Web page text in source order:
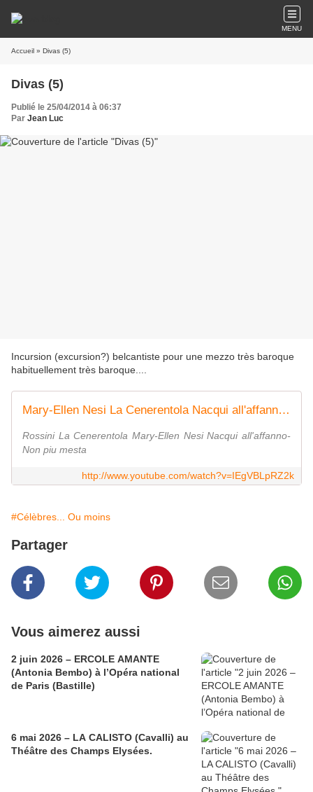
MENU
Accueil » Divas (5)
Divas (5)
Publié le 25/04/2014 à 06:37
Par Jean Luc
Incursion (excursion?) belcantiste pour une mezzo très baroque
habituellement très baroque....
Mary-Ellen Nesi La Cenerentola Nacqui all'affanno-Non piu mesta
Rossini La Cenerentola Mary-Ellen Nesi Nacqui all'affanno-
Non piu mesta
http://www.youtube.com/watch?v=IEgVBLpRZ2k
#Célèbres... Ou moins
Partager
Vous aimerez aussi
2 juin 2026 – ERCOLE AMANTE
(Antonia Bembo) à l’Opéra national
de Paris (Bastille)
6 mai 2026 – LA CALISTO (Cavalli) au
Théâtre des Champs Elysées.